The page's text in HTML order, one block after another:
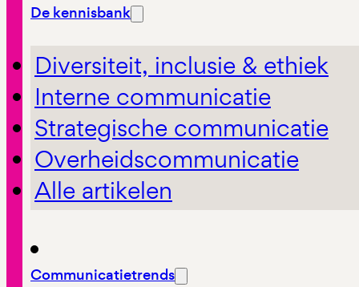
De kennisbank
Diversiteit, inclusie & ethiek
Interne communicatie
Strategische communicatie
Overheidscommunicatie
Alle artikelen
Communicatietrends